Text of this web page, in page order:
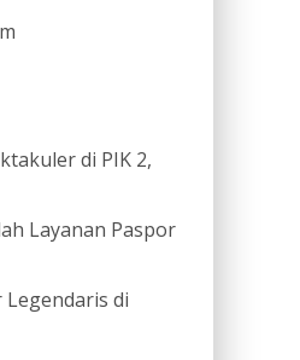
di PIK 2,
Layanan Paspor
Legendaris di